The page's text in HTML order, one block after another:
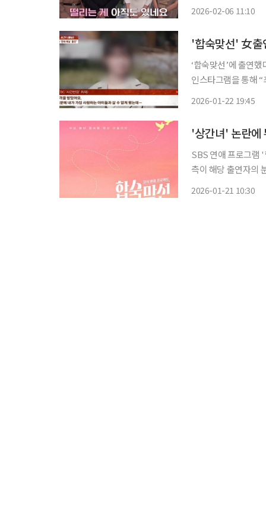
2026-02-06 11:10
‘합숙맞선’에 출연했다가
인스타그램을 통해
2026-01-22 19:45
'상간녀' 논란
SBS 연애 프로그램
측이 해당 출연자의 분량을 전면 삭제
2026-01-21 10:30